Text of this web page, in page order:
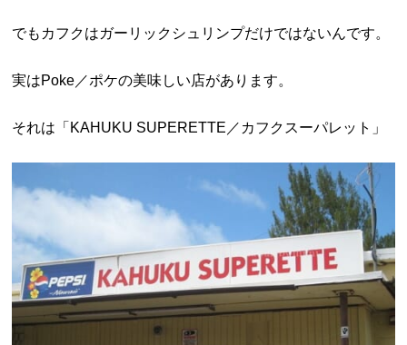
でもカフクはガーリックシュリンプだけではないんです。
実はPoke／ポケの美味しい店があります。
それは「KAHUKU SUPERETTE／カフクスーパレット」